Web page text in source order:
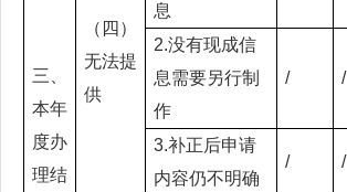
三、
本年
度办
理结
（四）
无法提
供
息
2.没有现成信
息需要另行制
作
/ /
3.补正后申请
内容仍不明确
/ /